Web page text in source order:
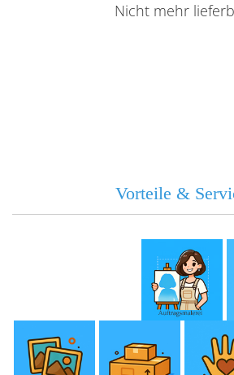
Nicht mehr
Vorteile &